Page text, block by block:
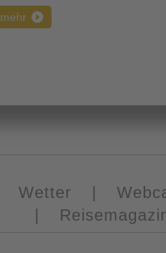
mehr
Wetter